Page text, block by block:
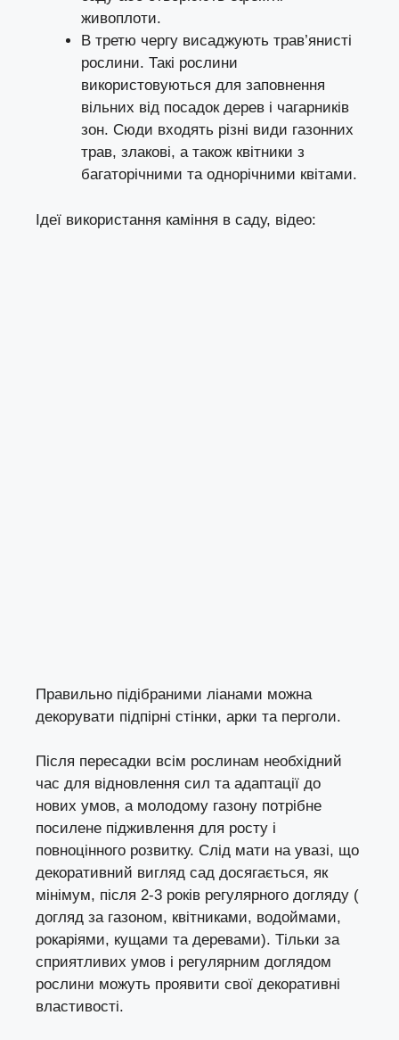
живоплоти.
В третю чергу висаджують трав’янисті
рослини. Такі рослини
використовуються для заповнення
вільних від посадок дерев і чагарників
зон. Сюди входять різні види газонних
трав, злакові, а також квітники з
багаторічними та однорічними квітами.
Ідеї використання каміння в саду, відео:
Правильно підібраними ліанами можна
декорувати підпірні стінки, арки та перголи.
Після пересадки всім рослинам необхідний
час для відновлення сил та адаптації до
нових умов, а молодому газону потрібне
посилене підживлення для росту і
повноцінного розвитку. Слід мати на увазі, що
декоративний вигляд сад досягається, як
мінімум, після 2-3 років регулярного догляду (
догляд за газоном, квітниками, водоймами,
рокаріями, кущами та деревами). Тільки за
сприятливих умов і регулярним доглядом
рослини можуть проявити свої декоративні
властивості.